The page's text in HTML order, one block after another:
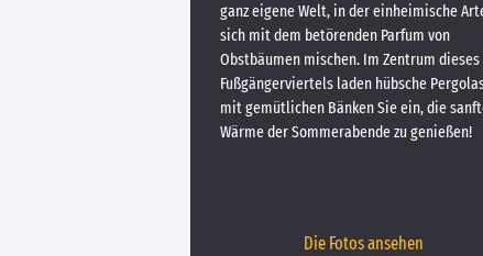
ganz eigene Welt, in der einheimische
sich mit dem betörenden Parfum von
Obstbäumen mischen. Im Zentrum dieses
Fußgängerviertels laden hübsche
mit gemütlichen Bänken Sie ein, die
Wärme der Sommerabende zu genießen!
Die Fotos ansehen